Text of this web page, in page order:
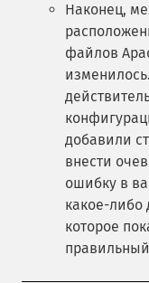
Наконец,
файлов
добавили
внести
ошибку в
какое-либо
которое